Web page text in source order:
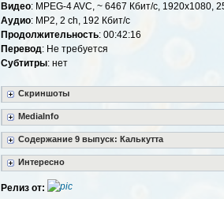
Видео: MPEG-4 AVC, ~ 6467 Кбит/с, 1920x1080,
Аудио: MP2, 2 ch, 192 Кбит/с
Продолжительность: 00:42:16
Перевод: Не требуется
Субтитры: нет
Скриншоты
MediaInfo
Содержание 9 выпуск: Калькутта
Интересно
Релиз от: